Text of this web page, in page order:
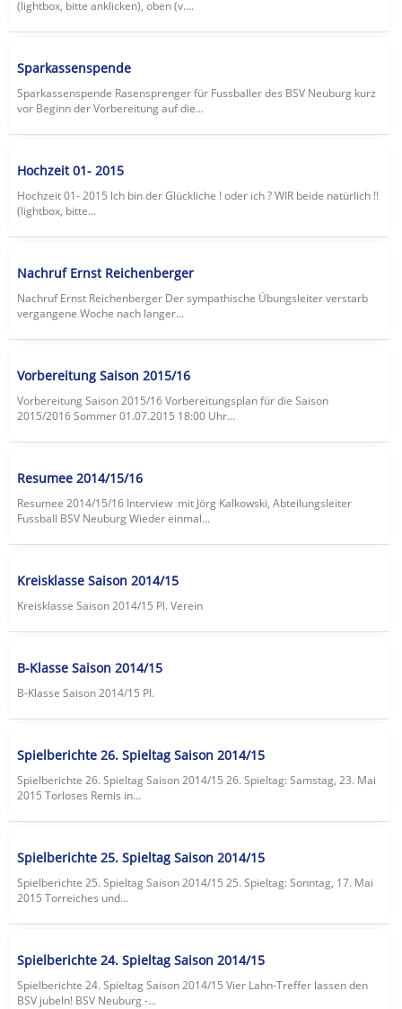
(lightbox, bitte anklicken), oben (v....
Sparkassenspende
Sparkassenspende Rasensprenger für Fussballer des BSV Neuburg kurz
vor Beginn der Vorbereitung auf die...
Hochzeit 01- 2015
Hochzeit 01- 2015 lch bin der Glückliche ! oder ich ? WIR beide natürlich !!
(lightbox, bitte...
Nachruf Ernst Reichenberger
Nachruf Ernst Reichenberger Der sympathische Übungsleiter verstarb
vergangene Woche nach langer...
Vorbereitung Saison 2015/16
Vorbereitung Saison 2015/16 Vorbereitungsplan für die Saison
2015/2016 Sommer 01.07.2015 18:00 Uhr...
Resumee 2014/15/16
Resumee 2014/15/16 Interview mit Jörg Kalkowski, Abteilungsleiter
Fussball BSV Neuburg Wieder einmal...
Kreisklasse Saison 2014/15
Kreisklasse Saison 2014/15 Pl. Verein
B-Klasse Saison 2014/15
B-Klasse Saison 2014/15 Pl.
Spielberichte 26. Spieltag Saison 2014/15
Spielberichte 26. Spieltag Saison 2014/15 26. Spieltag: Samstag, 23. Mai
2015 Torloses Remis in...
Spielberichte 25. Spieltag Saison 2014/15
Spielberichte 25. Spieltag Saison 2014/15 25. Spieltag: Sonntag, 17. Mai
2015 Torreiches und...
Spielberichte 24. Spieltag Saison 2014/15
Spielberichte 24. Spieltag Saison 2014/15 Vier Lahn-Treffer lassen den
BSV jubeln! BSV Neuburg -...